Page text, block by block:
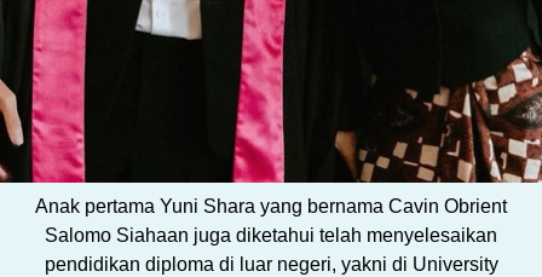
Anak pertama Yuni Shara yang bernama Cavin Obrient
Salomo Siahaan juga diketahui telah menyelesaikan
pendidikan diploma di luar negeri, yakni di University